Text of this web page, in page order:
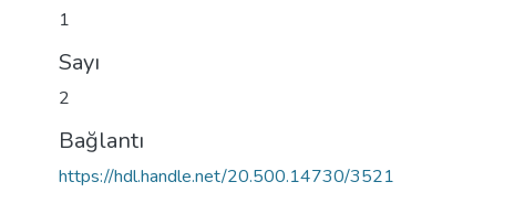
1
Sayı
2
Bağlantı
https://hdl.handle.net/20.500.14730/3521